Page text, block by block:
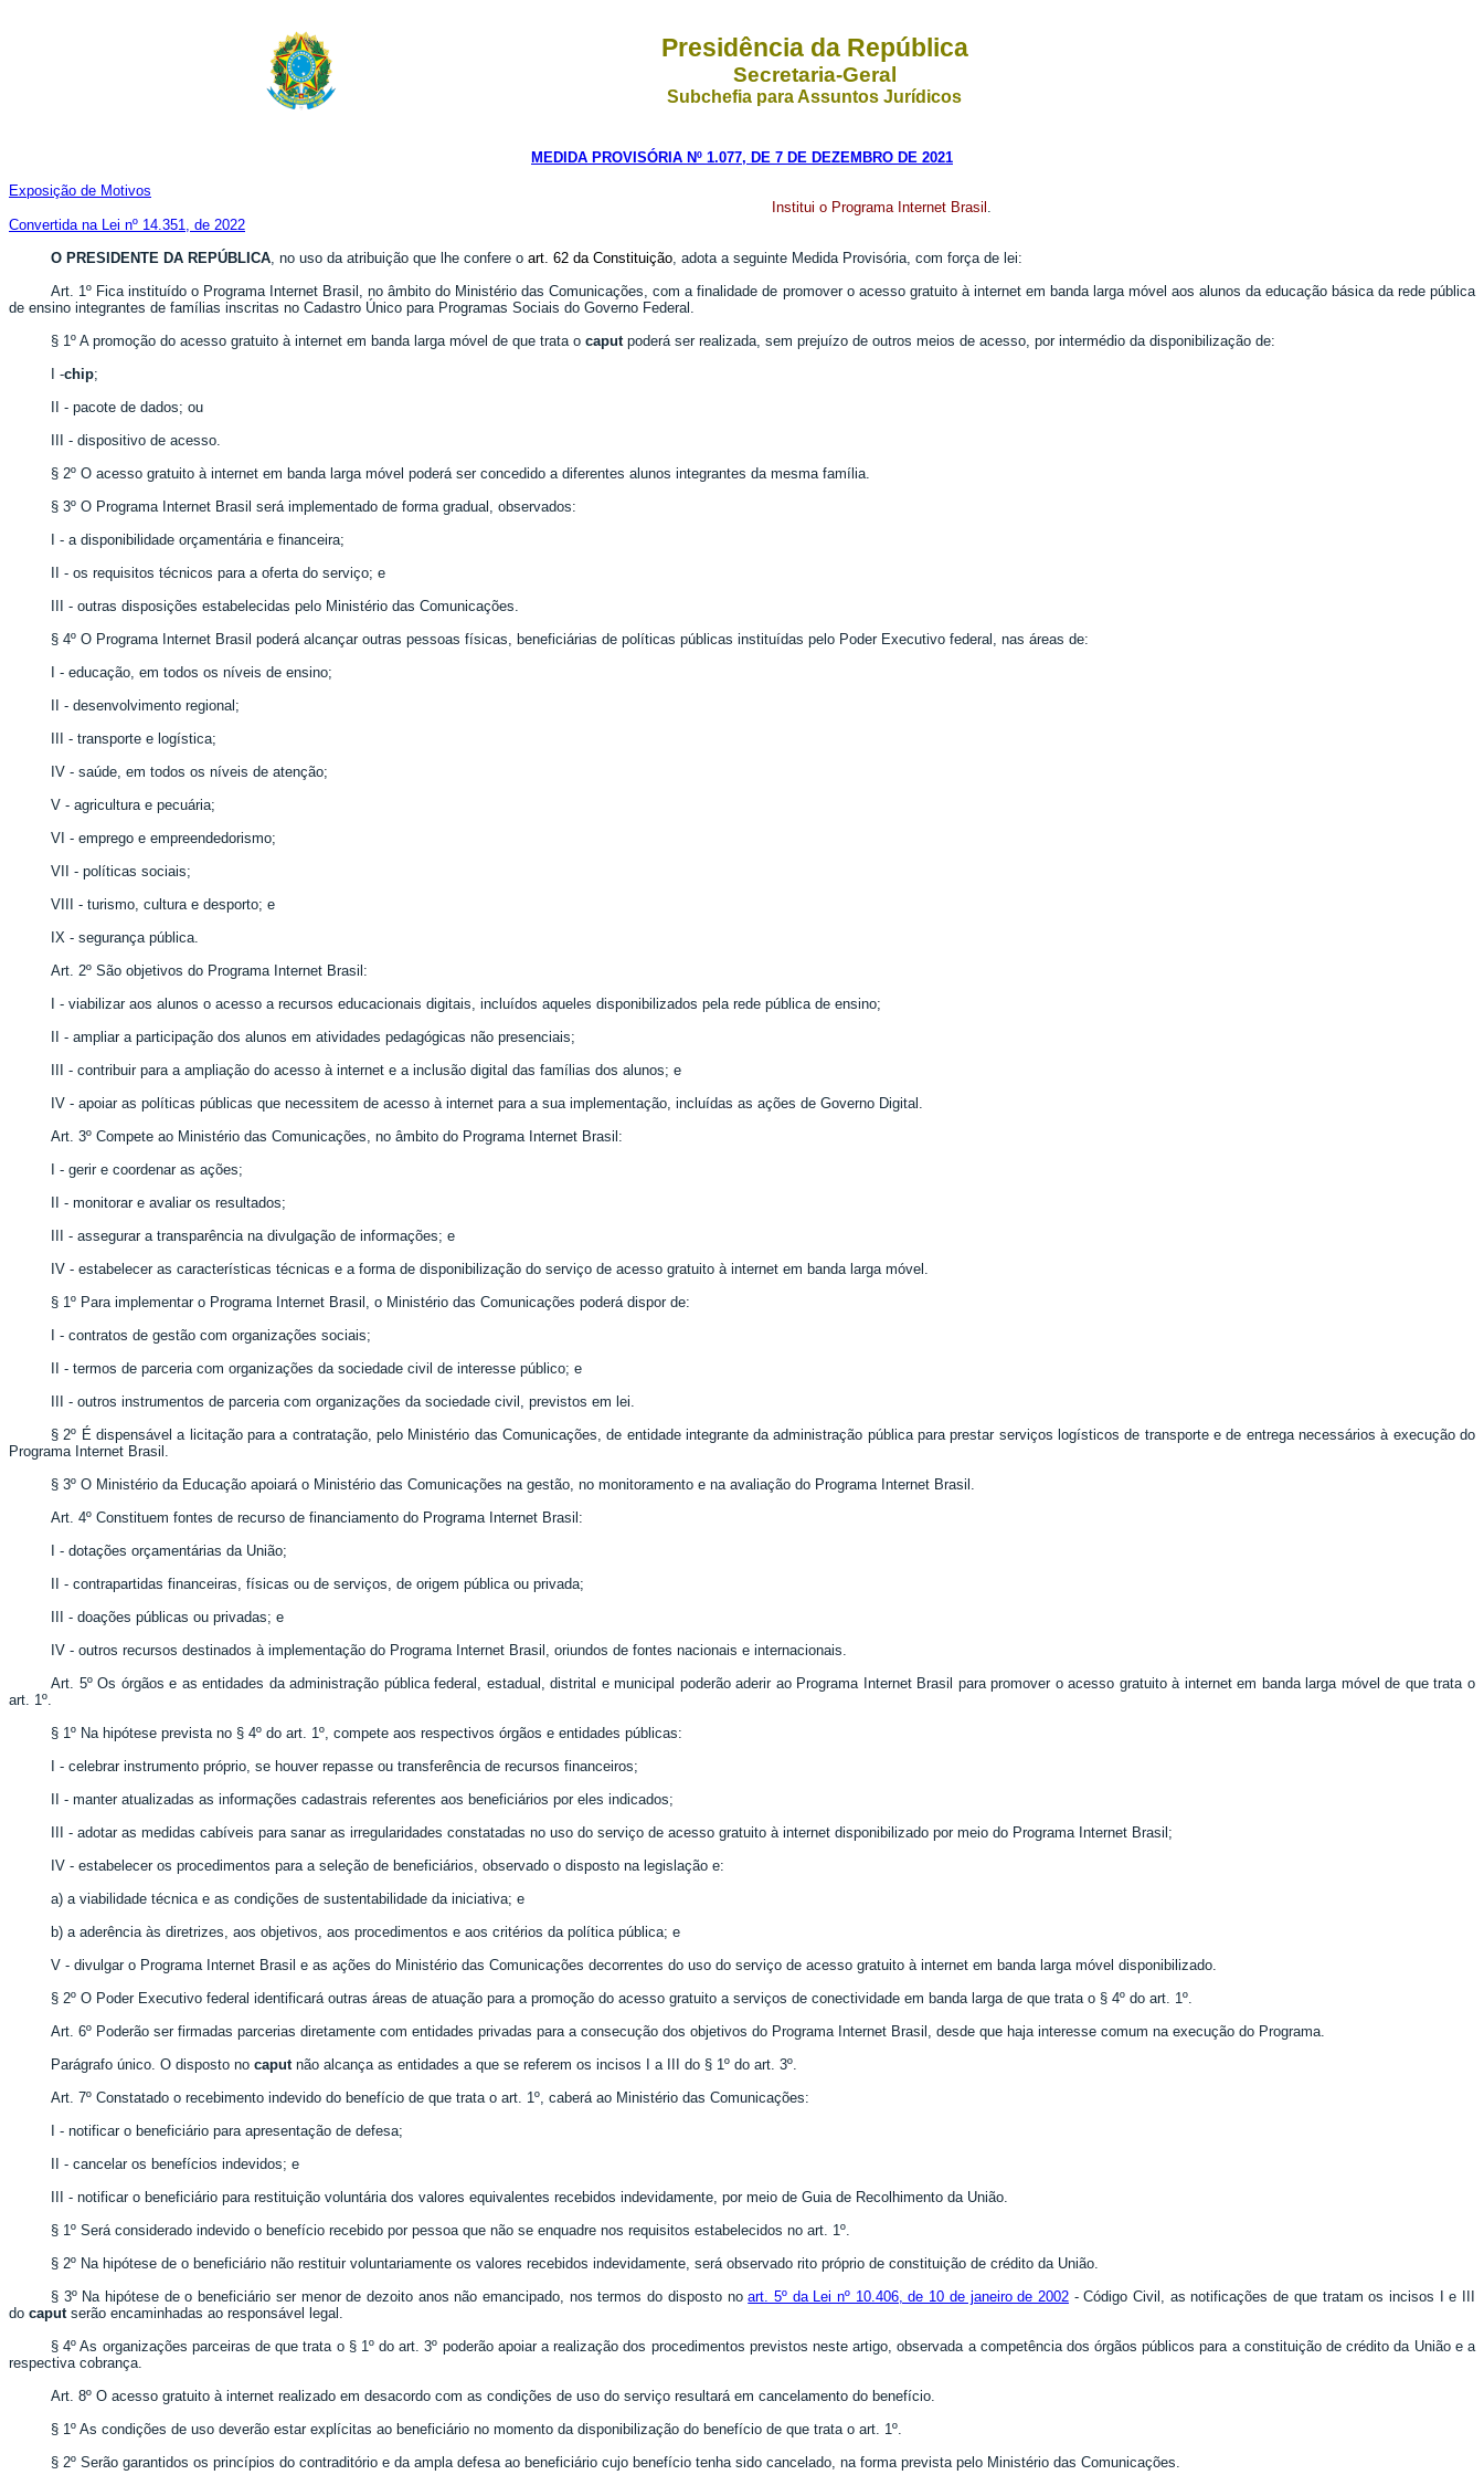
Presidência da República
Secretaria-Geral
Subchefia para Assuntos Jurídicos
MEDIDA PROVISÓRIA Nº 1.077, DE 7 DE DEZEMBRO DE 2021
Exposição de Motivos
Convertida na Lei nº 14.351, de 2022
Institui o Programa Internet Brasil .
O PRESIDENTE DA REPÚBLICA, no uso da atribuição que lhe confere o art. 62 da Constituição, adota a seguinte Medida Provisória, com força de lei:
Art. 1º Fica instituído o Programa Internet Brasil, no âmbito do Ministério das Comunicações, com a finalidade de promover o acesso gratuito à internet em banda larga móvel aos alunos da educação básica da rede pública
de ensino integrantes de famílias inscritas no Cadastro Único para Programas Sociais do Governo Federal.
§ 1º A promoção do acesso gratuito à internet em banda larga móvel de que trata o caputpoderá ser realizada, sem prejuízo de outros meios de acesso, por intermédio da disponibilização de:
I -chip;
II - pacote de dados; ou
III - dispositivo de acesso.
§ 2º O acesso gratuito à internet em banda larga móvel poderá ser concedido a diferentes alunos integrantes da mesma família.
§ 3º O Programa Internet Brasil será implementado de forma gradual, observados:
I - a disponibilidade orçamentária e financeira;
II - os requisitos técnicos para a oferta do serviço; e
III - outras disposições estabelecidas pelo Ministério das Comunicações.
§ 4º O Programa Internet Brasil poderá alcançar outras pessoas físicas, beneficiárias de políticas públicas instituídas pelo Poder Executivo federal, nas áreas de:
I - educação, em todos os níveis de ensino;
II - desenvolvimento regional;
III - transporte e logística;
IV - saúde, em todos os níveis de atenção;
V - agricultura e pecuária;
VI - emprego e empreendedorismo;
VII - políticas sociais;
VIII - turismo, cultura e desporto; e
IX - segurança pública.
Art. 2º São objetivos do Programa Internet Brasil:
I - viabilizar aos alunos o acesso a recursos educacionais digitais, incluídos aqueles disponibilizados pela rede pública de ensino;
II - ampliar a participação dos alunos em atividades pedagógicas não presenciais;
III - contribuir para a ampliação do acesso à internet e a inclusão digital das famílias dos alunos; e
IV - apoiar as políticas públicas que necessitem de acesso à internet para a sua implementação, incluídas as ações de Governo Digital.
Art. 3º Compete ao Ministério das Comunicações, no âmbito do Programa Internet Brasil:
I - gerir e coordenar as ações;
II - monitorar e avaliar os resultados;
III - assegurar a transparência na divulgação de informações; e
IV - estabelecer as características técnicas e a forma de disponibilização do serviço de acesso gratuito à internet em banda larga móvel.
§ 1º Para implementar o Programa Internet Brasil, o Ministério das Comunicações poderá dispor de:
I - contratos de gestão com organizações sociais;
II - termos de parceria com organizações da sociedade civil de interesse público; e
III - outros instrumentos de parceria com organizações da sociedade civil, previstos em lei.
§ 2º É dispensável a licitação para a contratação, pelo Ministério das Comunicações, de entidade integrante da administração pública para prestar serviços logísticos de transporte e de entrega necessários à execução do
Programa Internet Brasil.
§ 3º O Ministério da Educação apoiará o Ministério das Comunicações na gestão, no monitoramento e na avaliação do Programa Internet Brasil.
Art. 4º Constituem fontes de recurso de financiamento do Programa Internet Brasil:
I - dotações orçamentárias da União;
II - contrapartidas financeiras, físicas ou de serviços, de origem pública ou privada;
III - doações públicas ou privadas; e
IV - outros recursos destinados à implementação do Programa Internet Brasil, oriundos de fontes nacionais e internacionais.
Art. 5º Os órgãos e as entidades da administração pública federal, estadual, distrital e municipal poderão aderir ao Programa Internet Brasil para promover o acesso gratuito à internet em banda larga móvel de que trata o
art. 1º.
§ 1º Na hipótese prevista no § 4º do art. 1º, compete aos respectivos órgãos e entidades públicas:
I - celebrar instrumento próprio, se houver repasse ou transferência de recursos financeiros;
II - manter atualizadas as informações cadastrais referentes aos beneficiários por eles indicados;
III - adotar as medidas cabíveis para sanar as irregularidades constatadas no uso do serviço de acesso gratuito à internet disponibilizado por meio do Programa Internet Brasil;
IV - estabelecer os procedimentos para a seleção de beneficiários, observado o disposto na legislação e:
a) a viabilidade técnica e as condições de sustentabilidade da iniciativa; e
b) a aderência às diretrizes, aos objetivos, aos procedimentos e aos critérios da política pública; e
V - divulgar o Programa Internet Brasil e as ações do Ministério das Comunicações decorrentes do uso do serviço de acesso gratuito à internet em banda larga móvel disponibilizado.
§ 2º O Poder Executivo federal identificará outras áreas de atuação para a promoção do acesso gratuito a serviços de conectividade em banda larga de que trata o § 4º do art. 1º.
Art. 6º Poderão ser firmadas parcerias diretamente com entidades privadas para a consecução dos objetivos do Programa Internet Brasil, desde que haja interesse comum na execução do Programa.
Parágrafo único. O disposto no caput não alcança as entidades a que se referem os incisos I a III do § 1º do art. 3º.
Art. 7º Constatado o recebimento indevido do benefício de que trata o art. 1º, caberá ao Ministério das Comunicações:
I - notificar o beneficiário para apresentação de defesa;
II - cancelar os benefícios indevidos; e
III - notificar o beneficiário para restituição voluntária dos valores equivalentes recebidos indevidamente, por meio de Guia de Recolhimento da União.
§ 1º Será considerado indevido o benefício recebido por pessoa que não se enquadre nos requisitos estabelecidos no art. 1º.
§ 2º Na hipótese de o beneficiário não restituir voluntariamente os valores recebidos indevidamente, será observado rito próprio de constituição de crédito da União.
§ 3º Na hipótese de o beneficiário ser menor de dezoito anos não emancipado, nos termos do disposto noart. 5º da Lei nº 10.406, de 10 de janeiro de 2002- Código Civil, as notificações de que tratam os incisos I e III
do caputserão encaminhadas ao responsável legal.
§ 4º As organizações parceiras de que trata o § 1º do art. 3º poderão apoiar a realização dos procedimentos previstos neste artigo, observada a competência dos órgãos públicos para a constituição de crédito da União e a
respectiva cobrança.
Art. 8º O acesso gratuito à internet realizado em desacordo com as condições de uso do serviço resultará em cancelamento do benefício.
§ 1º As condições de uso deverão estar explícitas ao beneficiário no momento da disponibilização do benefício de que trata o art. 1º.
§ 2º Serão garantidos os princípios do contraditório e da ampla defesa ao beneficiário cujo benefício tenha sido cancelado, na forma prevista pelo Ministério das Comunicações.